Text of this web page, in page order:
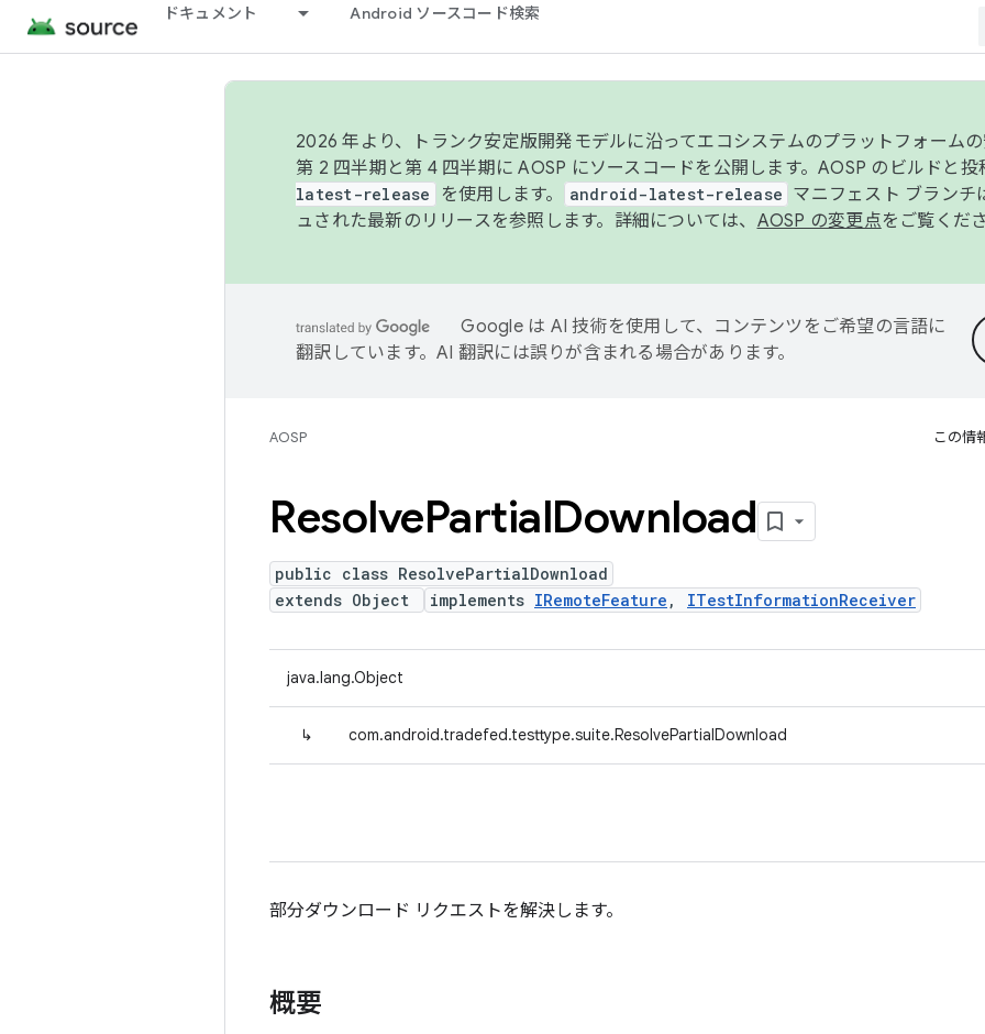
ドキュメント Android ソースコード検索
2026 年より、トランク安定版開発モデルに沿ってエコシステムのプラットフォーム
第 2 四半期と第 4 四半期に AOSP にソースコードを公開します。AOSP のビルドと投
latest-release を使用します。 android-latest-release マニフェスト ブランチ
ュされた最新のリリースを参照します。詳細については、 AOSP の変更点をご覧くだ
Google は AI 技術を使用して、コンテンツをご希望の言語に
翻訳しています。AI 翻訳には誤りが含まれる場合があります。
AOSP この情
ResolvePartialDownload
public class ResolvePartialDownload
extends Object
implements IRemoteFeature , ITestInformationReceiver
java.lang.Object
↳ com.android.tradefed.testtype.suite.ResolvePartialDownload
部分ダウンロード リクエストを解決します。
概要